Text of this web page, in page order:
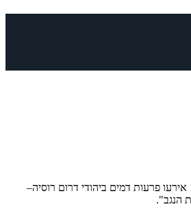
בין אפריל 1881 למאי 1882 אירעו פרעות דמים ביהודי דרום רוסיה–
הנגב".